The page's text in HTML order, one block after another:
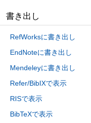
書き出し
RefWorksに書き出し
EndNoteに書き出し
Mendeleyに書き出し
Refer/BibIXで表示
RISで表示
BibTeXで表示